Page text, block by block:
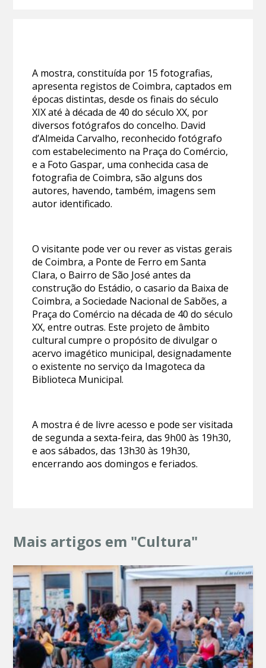
A mostra, constituída por 15 fotografias,
apresenta registos de Coimbra, captados em
épocas distintas, desde os finais do século
XIX até à década de 40 do século XX, por
diversos fotógrafos do concelho. David
d’Almeida Carvalho, reconhecido fotógrafo
com estabelecimento na Praça do Comércio,
e a Foto Gaspar, uma conhecida casa de
fotografia de Coimbra, são alguns dos
autores, havendo, também, imagens sem
autor identificado.
O visitante pode ver ou rever as vistas gerais
de Coimbra, a Ponte de Ferro em Santa
Clara, o Bairro de São José antes da
construção do Estádio, o casario da Baixa de
Coimbra, a Sociedade Nacional de Sabões, a
Praça do Comércio na década de 40 do século
XX, entre outras. Este projeto de âmbito
cultural cumpre o propósito de divulgar o
acervo imagético municipal, designadamente
o existente no serviço da Imagoteca da
Biblioteca Municipal.
A mostra é de livre acesso e pode ser visitada
de segunda a sexta-feira, das 9h00 às 19h30,
e aos sábados, das 13h30 às 19h30,
encerrando aos domingos e feriados.
Mais artigos em "Cultura"